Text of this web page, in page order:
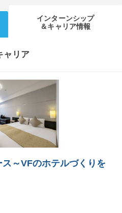
インターンシップ
＆キャリア情報
ャリア
～VFのホテルづくりを